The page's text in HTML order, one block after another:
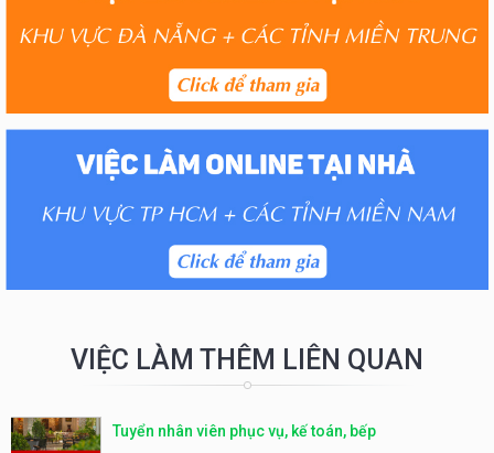
VIỆC LÀM THÊM LIÊN QUAN
Tuyển nhân viên phục vụ, kế toán, bếp